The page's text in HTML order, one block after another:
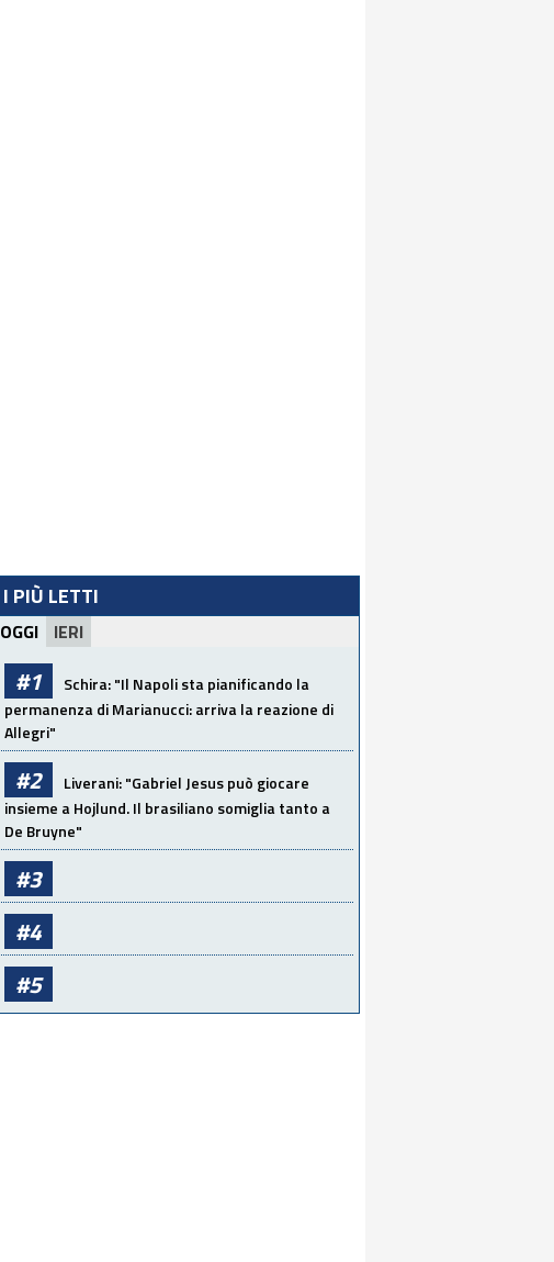
I PIÙ LETTI
OGGI IERI
#1
Schira: "Il Napoli sta pianificando la
permanenza di Marianucci: arriva la reazione di
Allegri"
#2
Liverani: "Gabriel Jesus può giocare
insieme a Hojlund. Il brasiliano somiglia tanto a
De Bruyne"
#3
#4
#5